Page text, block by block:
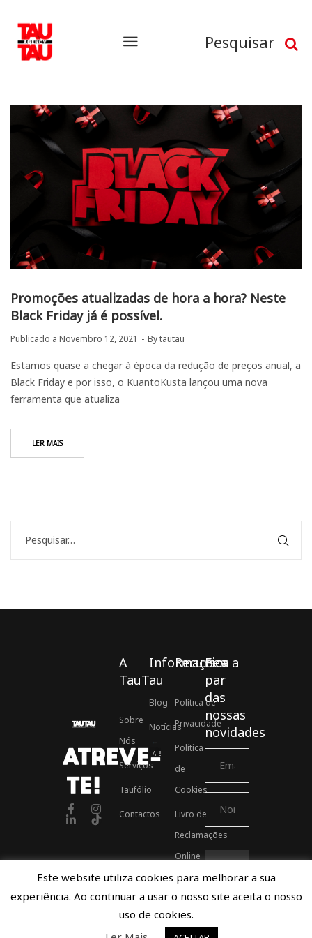
Pesquisar
Promoções atualizadas de hora a hora? Neste
Black Friday já é possível.
Publicado a Novembro 12, 2021 Bytautau
Estamos quase a chegar à época da redução de preços anual, a
Black Friday e por isso, o KuantoKusta lançou uma nova
ferramenta que atualiza
LER MAIS
ATREVE-
TE!
A
TauTau
Sobre
Nós
Serviços
Taufólio
Contactos
Informações
Blog
Notícias
Associados ASSOFT
Recursos
Política de
Privacidade
Política
de
Cookies
Livro de
Reclamações
Online
Fica a
par
das
nossas
novidades
Proudly developed by TauTau Agency © 2021
Este website utiliza cookies para melhorar a sua
experiência. Ao continuar a usar o nosso site aceita o nosso
uso de cookies.